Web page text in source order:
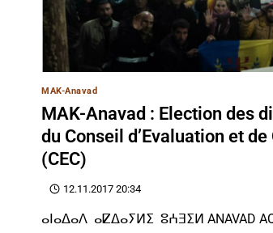
MAK-Anavad
MAK-Anavad : Election des
du Conseil d’Evaluation et
(CEC)
12.11.2017 20:34
ⴰⵏⴰⵠⴰⴷ ⴰⵇⵠⴰⵢⵍⵉ ⵓⵄⴺⵉⵍ ANAVAD